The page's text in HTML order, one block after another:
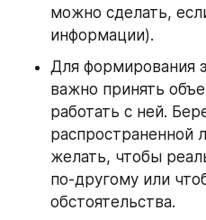
можно сделать,
информации).
Для формирования
важно принять
работать с ней.
распространенной
желать, чтобы
по-другому или
обстоятельства.